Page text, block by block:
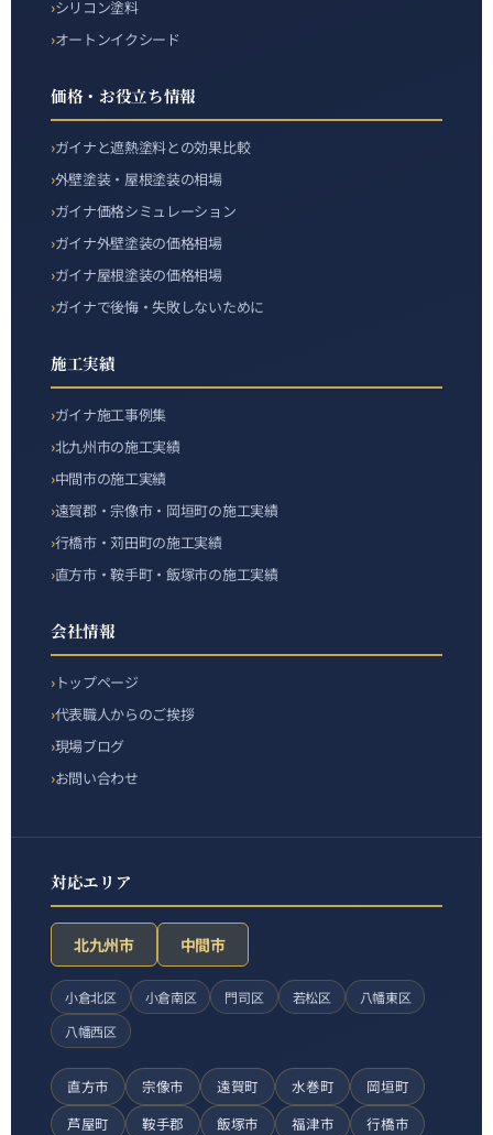
シリコン塗料
オートンイクシード
価格・お役立ち情報
ガイナと遮熱塗料との効果比較
外壁塗装・屋根塗装の相場
ガイナ価格シミュレーション
ガイナ外壁塗装の価格相場
ガイナ屋根塗装の価格相場
ガイナで後悔・失敗しないために
施工実績
ガイナ施工事例集
北九州市の施工実績
中間市の施工実績
遠賀郡・宗像市・岡垣町の施工実績
行橋市・苅田町の施工実績
直方市・鞍手町・飯塚市の施工実績
会社情報
トップページ
代表職人からのご挨拶
現場ブログ
お問い合わせ
対応エリア
北九州市 中間市
小倉北区 小倉南区 門司区 若松区
八幡東区
八幡西区
直方市 宗像市 遠賀町 水巻町
岡垣町
芦屋町
鞍手郡 飯塚市 福津市
行橋市